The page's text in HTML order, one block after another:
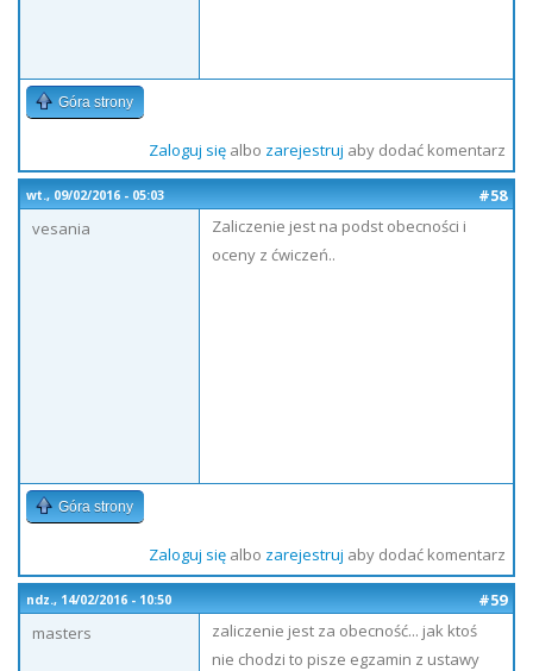
Góra strony
Zaloguj sięalbo zarejestruj aby dodać komentarz
wt., 09/02/2016 - 05:03
#58
vesania
Zaliczenie jest na podst obecności i
oceny z ćwiczeń..
Góra strony
Zaloguj sięalbo zarejestruj aby dodać komentarz
ndz., 14/02/2016 - 10:50
#59
masters
zaliczenie jest za obecność... jak ktoś
nie chodzi to pisze egzamin z ustawy